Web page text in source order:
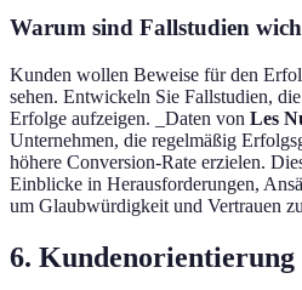
Warum sind Fallstudien
Kunden wollen Beweise für den
sehen. Entwickeln Sie Fallstudien,
Erfolge aufzeigen. _Daten von Les
Unternehmen, die regelmäßig
höhere Conversion-Rate erzielen.
Einblicke in Herausforderungen,
um Glaubwürdigkeit und Vertrauen
6. Kundenorientierung